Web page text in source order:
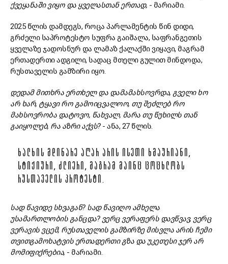
ქვეყანაში ვიყო და ყველასთან ერთად, - მარიამი.
2025 წლის დამდეგს, როცა პარლამენტის წინ დიდი,
გრძელი საპროტესტო სუფრა გაიშალა, საფრანგეთის
ყველაზე ჯადოსნურ და ლამაზ ქალაქში ვიყავი, მაგრამ
ერთადერთი ადგილი, სადაც მთელი გულით მინდოდა,
რუსთაველის გამზირი იყო.
დედამ მითხრა ერთხელ და დამამახსოვრდა, გველი ხო
არ ხარ, ტყავი რო გამოიცვალოო, თუ შეძლებ რო
მახსოვრობა დატოვო, წახვალ, მარა თუ წუხილს თან
გაიყოლებ, რა აზრი აქვს?- ანა, 27 წლის.
ᲮᲐᲚᲮᲘᲡ ᲛᲓᲘᲜᲐᲠᲔ ᲐᲦᲐᲠ ᲐᲠᲘᲡ ᲘᲡᲔᲗᲘ ᲮᲛᲐᲣᲠᲘᲐᲜᲘ,
ᲡᲢᲘᲥᲘᲣᲠᲘ, ᲫᲚᲘᲔᲠᲘ, ᲛᲐᲒᲠᲐᲛ ᲛᲐᲘᲜᲪ ᲪᲝᲪᲮᲚᲝᲑᲡ
ᲠᲣᲡᲗᲐᲕᲔᲚᲘᲡ ᲞᲠᲝᲢᲔᲡᲢᲘ.
სად წავიდე სხვაგან? სად წავიღო ამხელა
უსამართლობის განცდა? ვერც ვერაფერს დავწვავ, ვერც
ვერავის ვცემ, რუსთაველის გამზირზე მისვლა არის ჩემი
თვითგამოხატვის ერთადერთი გზა და უკეთესი ჯერ არ
მომიფიქრებია, - მარიამი.